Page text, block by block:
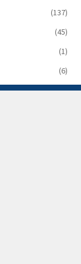
(137)
(45)
(1)
(6)